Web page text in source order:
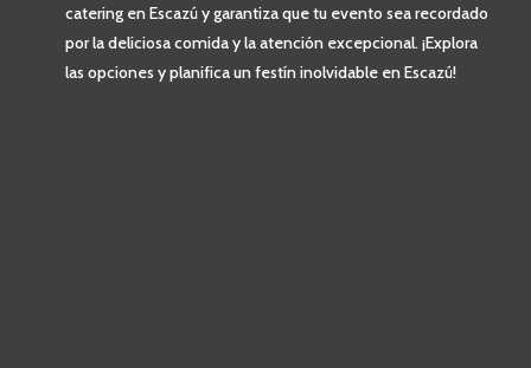
catering en Escazú y garantiza que tu evento sea recordado
por la deliciosa comida y la atención excepcional. ¡Explora
las opciones y planifica un festín inolvidable en Escazú!